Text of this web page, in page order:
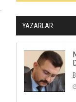
YAZARLAR